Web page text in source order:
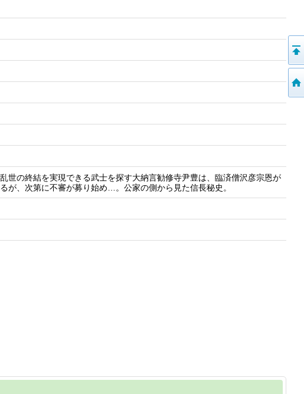
世の終結を実現できる武士を探す大納言勧修寺尹豊は、臨済僧沢彦宗恩が
が、次第に不審が募り始め…。公家の側から見た信長秘史。